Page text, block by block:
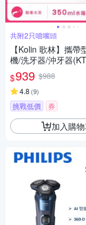
共附2只噴嘴頭
【Kolin 歌林】攜帶
機/洗牙器/沖牙器
$939 $988
4.8 (9)
挑戰低價 券
加入購